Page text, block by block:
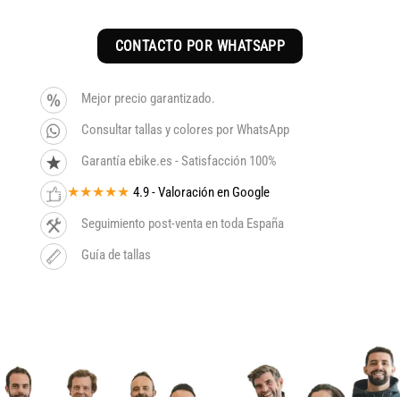
CONTACTO POR WHATSAPP
Mejor precio garantizado.
Consultar tallas y colores por WhatsApp
Garantía ebike.es - Satisfacción 100%
★★★★★ 4.9 - Valoración en Google
Seguimiento post-venta en toda España
Guía de tallas